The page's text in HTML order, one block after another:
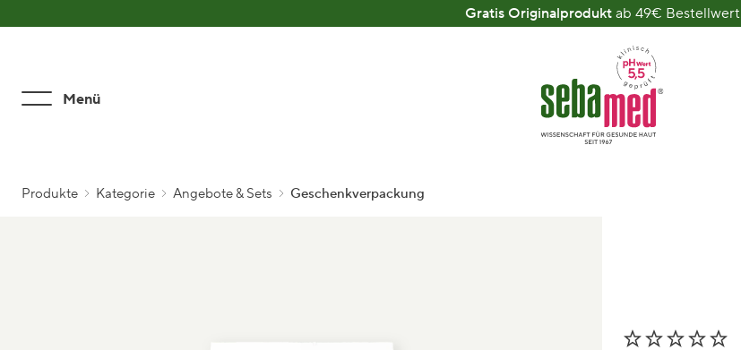
Gratis Originalproduktab 49€ Bestellwert
Menü
Produkte Kategorie Angebote & Sets Geschenkverpackung